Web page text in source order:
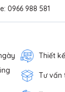
0966 988 581
Thiết
Tư vấn